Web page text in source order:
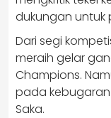
dukungan untuk
Dari segi
meraih gelar
Champions.
pada
Saka.